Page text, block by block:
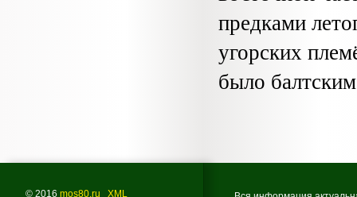
предками
угорских
было
© 2016 mos80.ru XML